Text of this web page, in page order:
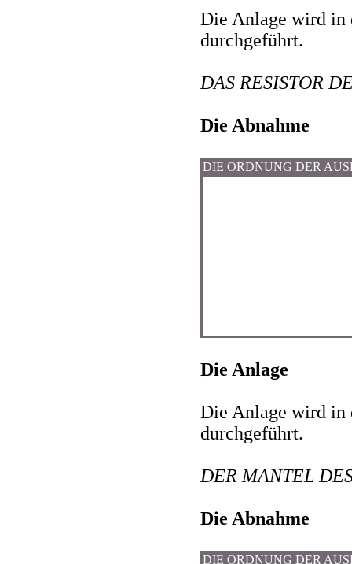
Die Anlage wird in
durchgeführt.
DAS RESISTOR
Die Abnahme
DIE ORDNUNG DER
Die Anlage
Die Anlage wird in
durchgeführt.
DER MANTEL
Die Abnahme
DIE ORDNUNG DER